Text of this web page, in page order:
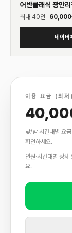
어반클래식 광안리
최대 40인 60,000
네이버
이용 요금 (최저)
낮/밤 시간대별 요
확인하세요.
인원·시간대별 상
요.